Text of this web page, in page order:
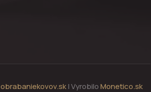
obrabaniekovov.sk| VyrobiloMonetico.sk